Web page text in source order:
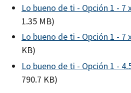
Lo bueno de ti - Opción 1 - 7
1.35 MB)
Lo bueno de ti - Opción 1 - 7
KB)
Lo bueno de ti - Opción 1 -
790.7 KB)